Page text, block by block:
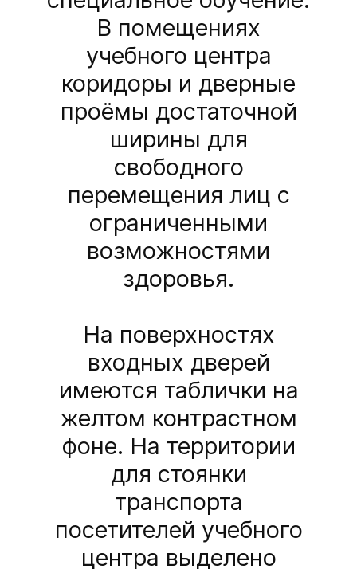
В помещениях
учебного центра
коридоры и дверные
проёмы достаточной
ширины для
свободного
перемещения лиц с
ограниченными
возможностями
здоровья.
На поверхностях
входных дверей
имеются таблички на
желтом контрастном
фоне. На территории
для стоянки
транспорта
посетителей учебного
центра выделено